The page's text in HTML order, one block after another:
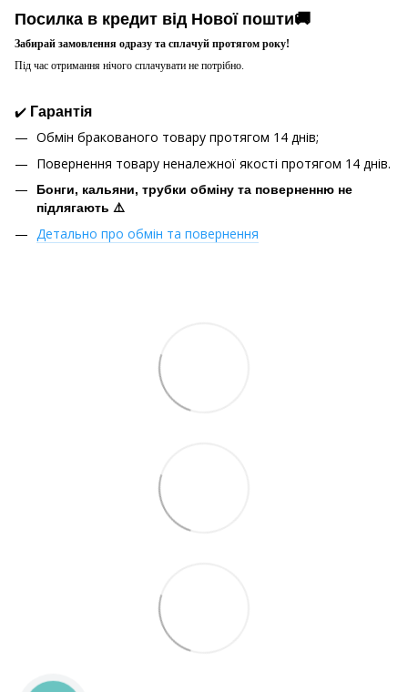
Посилка в кредит від Нової пошти🚚
Забирай замовлення одразу та сплачуй протягом року!
Під час отримання нічого сплачувати не потрібно.
✔️ Гарантія
Обмін бракованого товару протягом 14 днів;
Повернення товару неналежної якості протягом 14 днів.
Бонги, кальяни, трубки обміну та поверненню не
підлягають ⚠️
Детально про обмін та повернення